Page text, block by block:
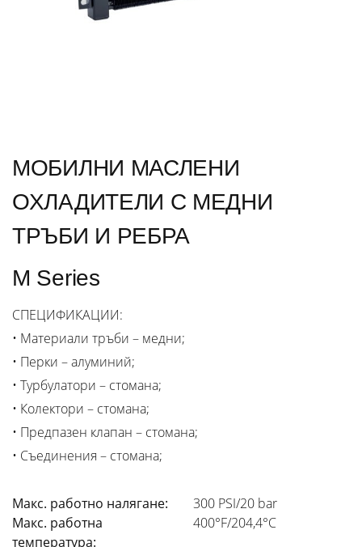
МОБИЛНИ МАСЛЕНИ
ОХЛАДИТЕЛИ С МЕДНИ
ТРЪБИ И РЕБРА
M Series
СПЕЦИФИКАЦИИ:
• Материали тръби – медни;
• Перки – алуминий;
• Турбулатори – стомана;
• Колектори – стомана;
• Предпазен клапан – стомана;
• Съединения – стомана;
Макс. работно налягане:
300 PSI/20 bar
Макс. работна
температура:
400°F/204,4°C